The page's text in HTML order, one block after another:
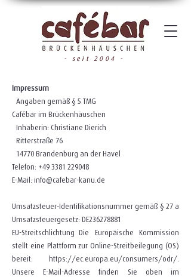
- seit 2004 -
Impressum
Angaben gemäß § 5 TMG
Cafébar im Brückenhäuschen
Inhaberin: Christiane Dierich
Ritterstraße 76
14770 Brandenburg an der Havel
Telefon: +49 3381 229048
E-Mail: info@cafebar-kanu.de
Umsatzsteuer-Identifikationsnummer gemäß § 27 a
Umsatzsteuergesetz: DE236278881
EU-Streitschlichtung Die Europäische Kommission
stellt eine Plattform zur Online-Streitbeilegung (OS)
bereit: https://ec.europa.eu/consumers/odr/.
Unsere E-Mail-Adresse finden Sie oben im